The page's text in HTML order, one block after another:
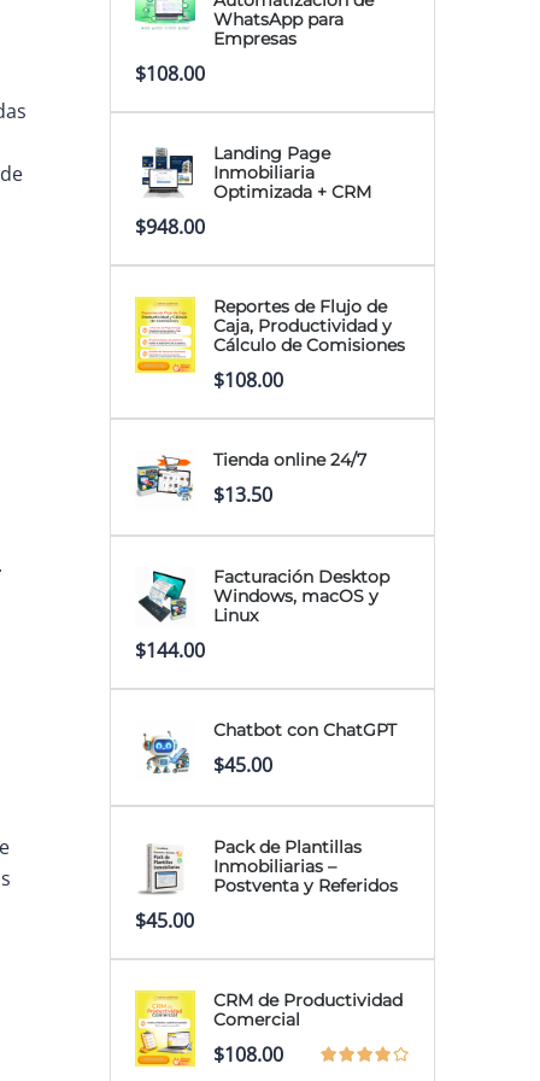
WhatsApp para
Empresas
$108.00
Landing Page
Inmobiliaria
Optimizada + CRM
$948.00
Reportes de Flujo de
Caja, Productividad y
Cálculo de Comisiones
$108.00
Tienda online 24/7
$13.50
Facturación Desktop
Windows, macOS y
Linux
$144.00
Chatbot con ChatGPT
$45.00
Pack de Plantillas
Inmobiliarias –
Postventa y Referidos
$45.00
CRM de Productividad
Comercial
$108.00